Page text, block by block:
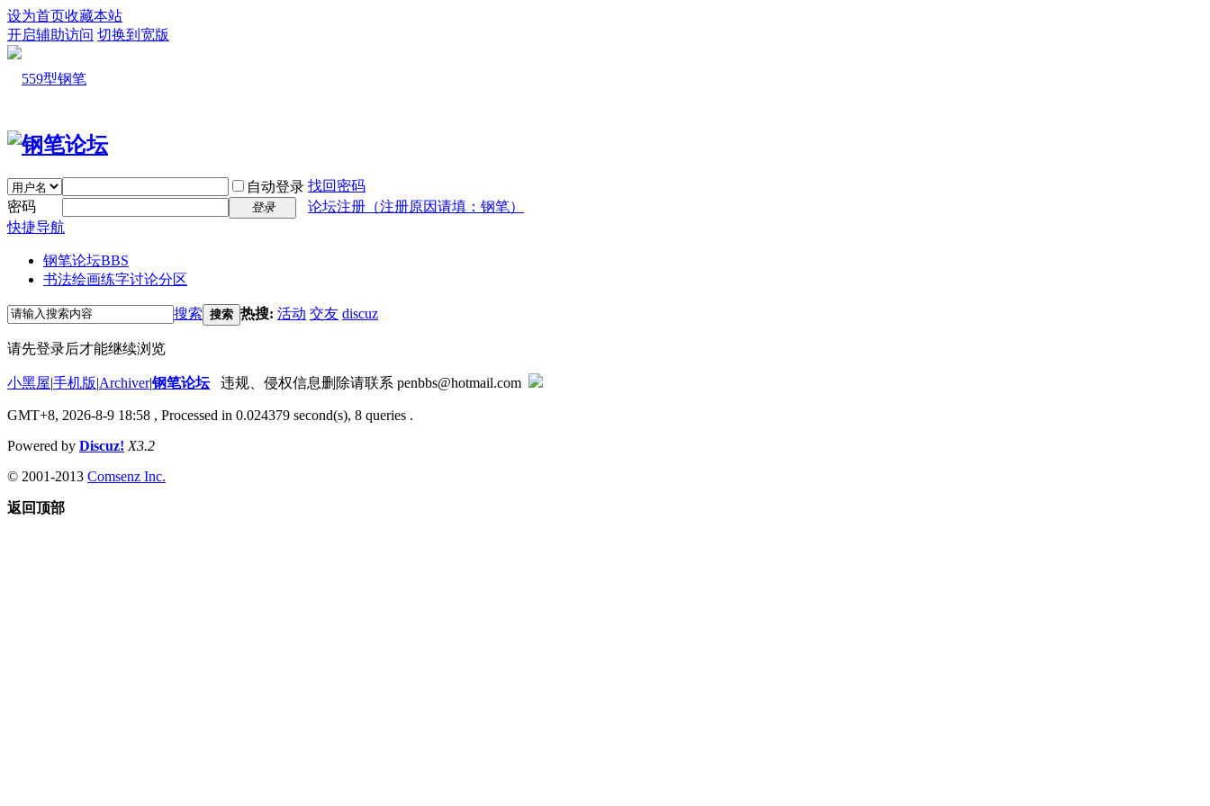
设为首页收藏本站
开启辅助访问 切换到宽版
自动登录 找回密码
密码
登录
论坛注册（注册原因请填：钢笔）
快捷导航
钢笔论坛BBS
书法绘画练字讨论分区
搜索 搜索 热搜: 活动 交友 discuz
请先登录后才能继续浏览
小黑屋|手机版|Archiver|钢笔论坛 违规、侵权信息删除请联系 penbbs@hotmail.com
GMT+8, 2026-8-9 18:58 , Processed in 0.024379 second(s), 8 queries .
Powered by Discuz! X3.2
© 2001-2013 Comsenz Inc.
返回顶部